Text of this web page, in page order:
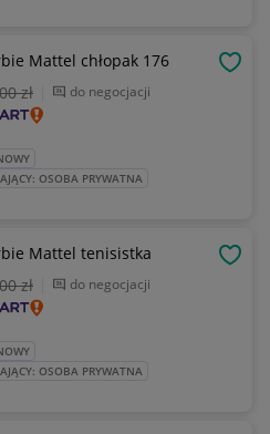
Mattel chłopak 176
zł do negocjacji
OSOBA PRYWATNA
Mattel tenisistka
zł do negocjacji
OSOBA PRYWATNA